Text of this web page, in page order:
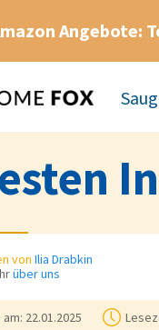
Angebote:
von Ilia Drabkin
über uns
22.01.2025